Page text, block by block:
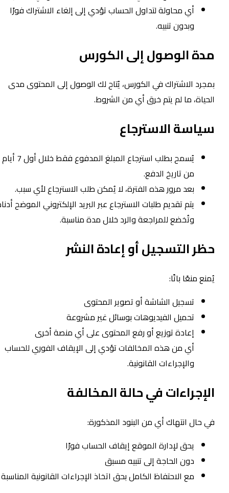
أي محاولة لتداول الحساب تؤدي إلى إلغاء الاشتراك فورًا
وبدون تنبيه.
الوصول إلى الكورس
الاشتراك في الكورس، يُتاح لك الوصول إلى المحتوى مدى
ما لم يتم خرق أي من الشروط.
الاسترجاع
يُسمح بطلب استرجاع المبلغ المدفوع فقط خلال أول 7 أيام
من تاريخ الدفع.
بعد مرور هذه الفترة، لا يُمكن طلب الاسترجاع لأي سبب.
يتم تقديم طلبات الاسترجاع عبر البريد الإلكتروني الموضح أدناه،
وتُخضع للمراجعة والرد خلال مدة مناسبة.
التسجيل أو إعادة النشر
منعًا باتًا:
تسجيل الشاشة أو تصوير المحتوى
تحميل الفيديوهات بوسائل غير مشروعة
إعادة توزيع أو رفع المحتوى على أي منصة أخرى
أي من هذه المخالفات تؤدي إلى الإيقاف الفوري للحساب
والإجراءات القانونية.
في حالة المخالفة
حال انتهاك أي من البنود المذكورة:
يحق لإدارة الموقع إيقاف الحساب فورًا
دون الحاجة إلى تنبيه مسبق
مع الاحتفاظ الكامل بحق اتخاذ الإجراءات القانونية المناسبة